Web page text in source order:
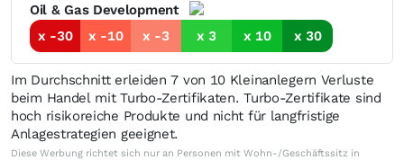
Oil & Gas Development
x -30
x -10 x -3 x 3 x 10 x 30
Im Durchschnitt erleiden 7 von 10 Kleinanlegern Verluste
beim Handel mit Turbo-Zertifikaten. Turbo-Zertifikate sind
hoch risikoreiche Produkte und nicht für langfristige
Anlagestrategien geeignet.
Diese Werbung richtet sich nur an Personen mit Wohn-/Geschäftssitz in